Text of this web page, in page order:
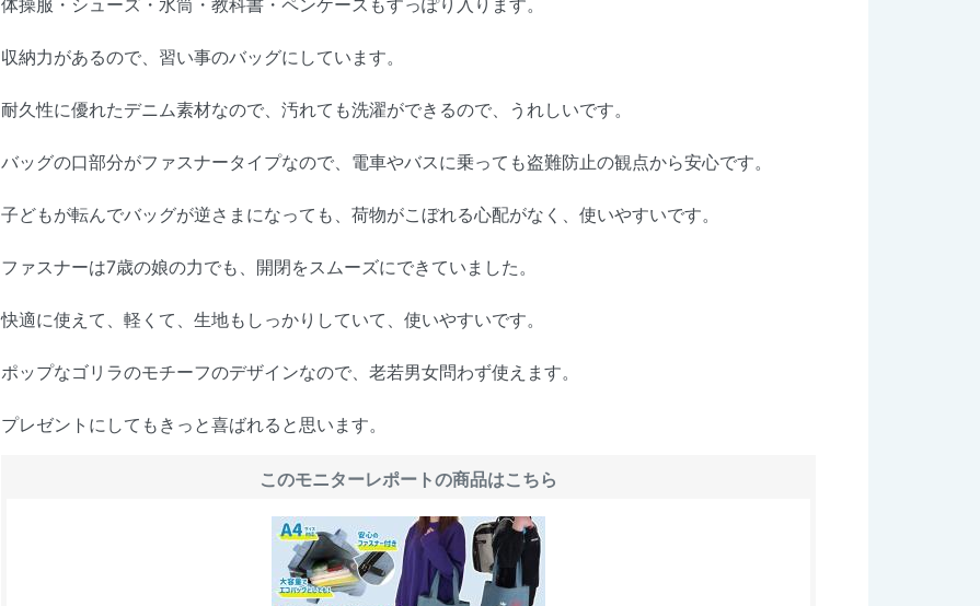
体操服・シューズ・水筒・教科書・ペンケースもすっぽり入ります。
収納力があるので、習い事のバッグにしています。
耐久性に優れたデニム素材なので、汚れても洗濯ができるので、うれしいです。
バッグの口部分がファスナータイプなので、電車やバスに乗っても盗難防止の観点から安心です。
子どもが転んでバッグが逆さまになっても、荷物がこぼれる心配がなく、使いやすいです。
ファスナーは7歳の娘の力でも、開閉をスムーズにできていました。
快適に使えて、軽くて、生地もしっかりしていて、使いやすいです。
ポップなゴリラのモチーフのデザインなので、老若男女問わず使えます。
プレゼントにしてもきっと喜ばれると思います。
このモニターレポートの商品はこちら